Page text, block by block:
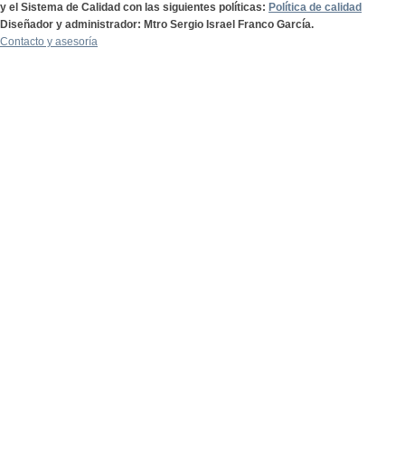
y el Sistema de Calidad con las siguientes políticas: Política de calidad
Diseñador y administrador: Mtro Sergio Israel Franco García.
Contacto y asesoría